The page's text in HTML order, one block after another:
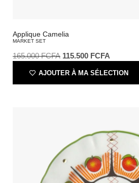
Applique Camelia
MARKET SET
165.000FCFA 115.500 FCFA
AJOUTER À MA SÉLECTION